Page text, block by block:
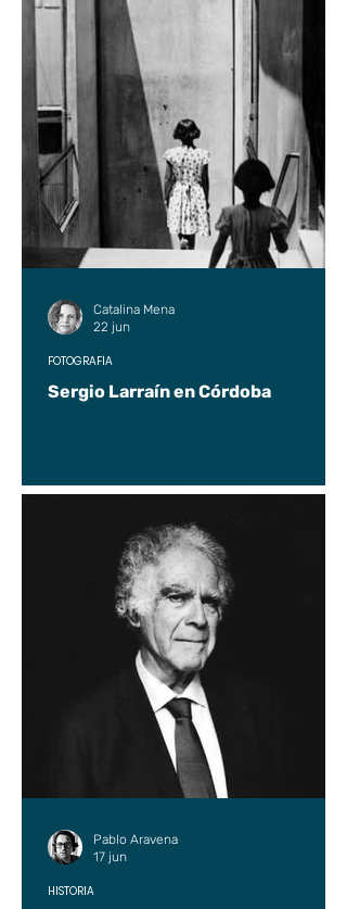
Sergio Larraín en Córdoba
FOTOGRAFÍA
Catalina Mena
22 jun
HISTORIA
Pablo Aravena
17 jun